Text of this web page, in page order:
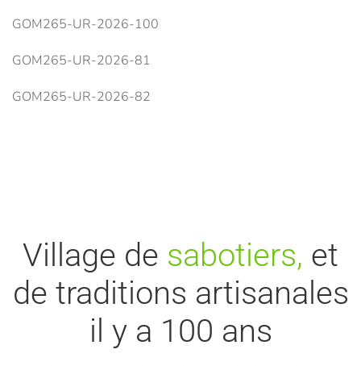
GOM265-UR-2026-100
GOM265-UR-2026-81
GOM265-UR-2026-82
Village de sabotiers, et
de traditions artisanales
il y a 100 ans